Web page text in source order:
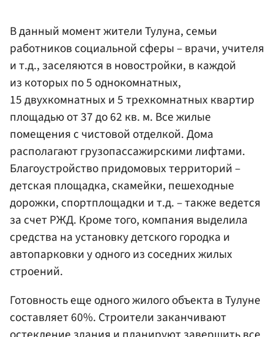
В данный момент жители Тулуна, семьи
работников социальной сферы – врачи, учителя
и т.д., заселяются в новостройки, в каждой
из которых по 5 однокомнатных,
15 двухкомнатных и 5 трехкомнатных квартир
площадью от 37 до 62 кв. м. Все жилые
помещения с чистовой отделкой. Дома
располагают грузопассажирскими лифтами.
Благоустройство придомовых территорий –
детская площадка, скамейки, пешеходные
дорожки, спортплощадки и т.д. – также ведется
за счет РЖД. Кроме того, компания выделила
средства на установку детского городка и
автопарковки у одного из соседних жилых
строений.
Готовность еще одного жилого объекта в Тулуне
составляет 60%. Строители заканчивают